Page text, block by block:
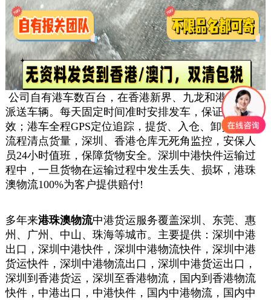
公司自有港车数百台，在香港新界、九龙和港岛都有
派送车辆。每天固定时间准时安排发车，保证发车时
效；港车全程GPS定位追踪，提货、入仓、卸货，每个
流程清点货量，深圳、香港仓库无死角监控，安保人
员24小时值班，保障货物安全。 深圳中港快件运输过
程中，一旦货物在运输过程中发生丢失、损坏，港珠
澳物流100%为客户提供赔付!
多年来港珠澳物流中港货运服务覆盖深圳、东莞、惠
州、广州、中山、珠海等城市。主要提供： 深圳中港
出口 ，深圳中港快件，深圳中港物流快件，深圳中港
货运快件，深圳中港物流出口，深圳中港货运出口，
深圳到香港货运， 深圳至香港物流，国内到香港物流
快件，中港出口，中港快件，国内中港物流，国内中